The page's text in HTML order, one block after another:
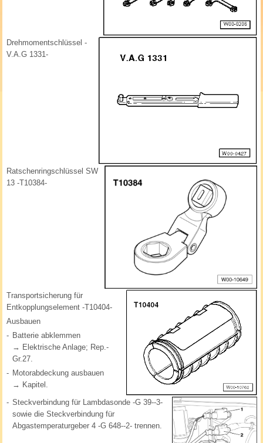
Drehmomentschlüssel -
V.A.G 1331-
Ratschenringschlüssel SW
13 -T10384-
Transportsicherung für
Entkopplungselement -T10404-
Ausbauen
- Batterie abklemmen
→ Elektrische Anlage; Rep.-
Gr.27.
- Motorabdeckung ausbauen
→ Kapitel.
- Steckverbindung für Lambdasonde -G 39--3-
sowie die Steckverbindung für
Abgastemperaturgeber 4 -G 648--2- trennen.